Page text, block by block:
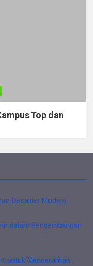
Top dan
Desainer Modern
dalam Pengembangan
untuk Mencerahkan